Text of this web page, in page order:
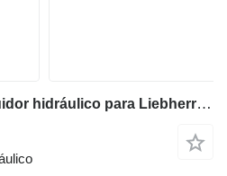
Liebherr LR 622 distribuidor hidráulico para Liebherr LR 622 cargadora de cadenas